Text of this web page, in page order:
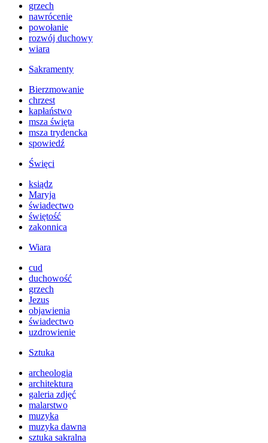
grzech
nawrócenie
powołanie
rozwój duchowy
wiara
Sakramenty
Bierzmowanie
chrzest
kapłaństwo
msza święta
msza trydencka
spowiedź
Święci
ksiądz
Maryja
świadectwo
świętość
zakonnica
Wiara
cud
duchowość
grzech
Jezus
objawienia
świadectwo
uzdrowienie
Sztuka
archeologia
architektura
galeria zdjęć
malarstwo
muzyka
muzyka dawna
sztuka sakralna